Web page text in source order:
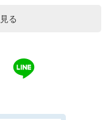
る